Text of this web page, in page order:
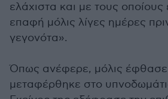
ελάχιστα και με τους οποίους
επαφή μόλις λίγες ημέρες
γεγονότα».
Όπως ανέφερε, μόλις έφθασε
μεταφέρθηκε στο